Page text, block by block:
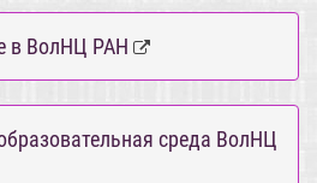
в ВолНЦ РАН
среда ВолНЦ